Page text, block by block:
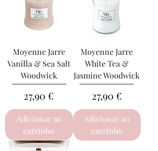
Moyenne Jarre
Vanilla & Sea Salt
Woodwick
Preço
27,90 €
Adicionar ao
carrinho
Moyenne Jarre
White Tea &
Jasmine Woodwick
Preço
27,90 €
Adicionar ao
carrinho